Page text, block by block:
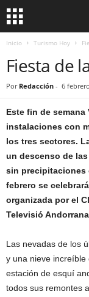
Inicio Turismo Hoy
Fiesta de
Por Redacción - 6
Este fin de
instalaciones con
los tres sectores.
un descenso de
sin precipitaciones
febrero se
organizada por el
Televisió
Las nevadas de los
y una nieve increíble
estación de esquí
todos sus remontes